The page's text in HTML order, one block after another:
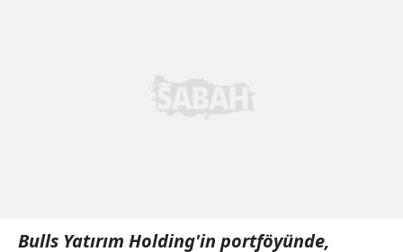
hazırlanmış Aydınlatma Metnimizi okumak ve sitemizde
ilgili mevzuata uygun olarak kullanılan çerezlerle ilgili bilgi
tıklayınız .
Bulls Yatırım Holding'in portföyünde,